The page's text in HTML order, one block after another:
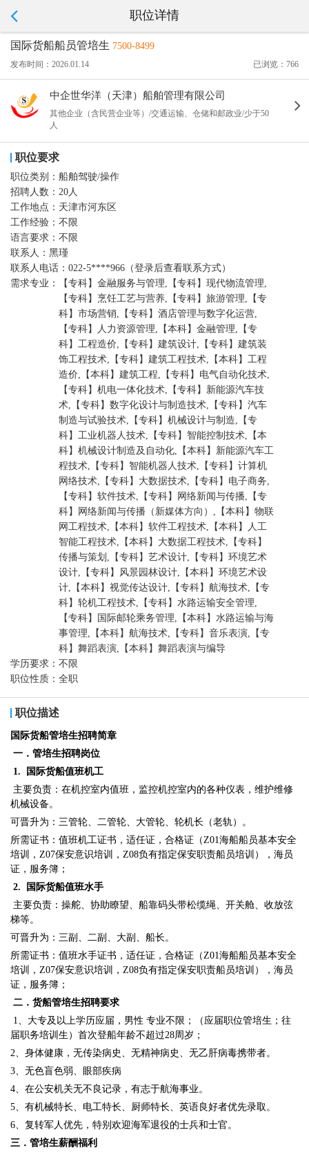
职位详情
国际货船船员管培生 7500-8499
发布时间：2026.01.14 已浏览：766
中企世华洋（天津）船舶管理有限公司
其他企业（含民营企业等）/交通运输、仓储和邮政业/少于50
人
职位要求
职位类别： 船舶驾驶/操作
招聘人数： 20人
工作地点： 天津市河东区
工作经验： 不限
语言要求： 不限
联系人： 黑瑾
联系人电话： 022-5****966（登录后查看联系方式）
需求专业：
【专科】金融服务与管理,【专科】现代物流管理,
【专科】烹饪工艺与营养,【专科】旅游管理,【专
科】市场营销,【专科】酒店管理与数字化运营,
【专科】人力资源管理,【本科】金融管理,【专
科】工程造价,【专科】建筑设计,【专科】建筑装
饰工程技术,【专科】建筑工程技术,【本科】工程
造价,【本科】建筑工程,【专科】电气自动化技术,
【专科】机电一体化技术,【专科】新能源汽车技
术,【专科】数字化设计与制造技术,【专科】汽车
制造与试验技术,【专科】机械设计与制造,【专
科】工业机器人技术,【专科】智能控制技术,【本
科】机械设计制造及自动化,【本科】新能源汽车工
程技术,【专科】智能机器人技术,【专科】计算机
网络技术,【专科】大数据技术,【专科】电子商务,
【专科】软件技术,【专科】网络新闻与传播,【专
科】网络新闻与传播（新媒体方向）,【本科】物联
网工程技术,【本科】软件工程技术,【本科】人工
智能工程技术,【本科】大数据工程技术,【专科】
传播与策划,【专科】艺术设计,【专科】环境艺术
设计,【专科】风景园林设计,【本科】环境艺术设
计,【本科】视觉传达设计,【专科】航海技术,【专
科】轮机工程技术,【专科】水路运输安全管理,
【专科】国际邮轮乘务管理,【本科】水路运输与海
事管理,【本科】航海技术,【专科】音乐表演,【专
科】舞蹈表演,【本科】舞蹈表演与编导
学历要求： 不限
职位性质： 全职
职位描述
国际货船管培生招聘简章
一．管培生招聘岗位
1. 国际货船值班机工
主要负责：在机控室内值班，监控机控室内的各种仪表，维护维修
机械设备。
可晋升为：三管轮、二管轮、大管轮、轮机长（老轨）。
所需证书：值班机工证书，适任证，合格证（Z01海船船员基本安全
培训，Z07保安意识培训，Z08负有指定保安职责船员培训），海员
证，服务簿；
2. 国际货船值班水手
主要负责：操舵、协助瞭望、船靠码头带松缆绳、开关舱、收放弦
梯等。
可晋升为：三副、二副、大副、船长。
所需证书：值班水手证书，适任证，合格证（Z01海船船员基本安全
培训，Z07保安意识培训，Z08负有指定保安职责船员培训），海员
证，服务簿；
二．货船管培生招聘要求
1、大专及以上学历应届，男性 专业不限；（应届职位管培生；往
届职务培训生）首次登船年龄不超过28周岁；
2、身体健康，无传染病史、无精神病史、无乙肝病毒携带者。
3、无色盲色弱、眼部疾病
4、在公安机关无不良记录，有志于航海事业。
5、有机械特长、电工特长、厨师特长、英语良好者优先录取。
6、复转军人优先，特别欢迎海军退役的士兵和士官。
三．管培生薪酬福利